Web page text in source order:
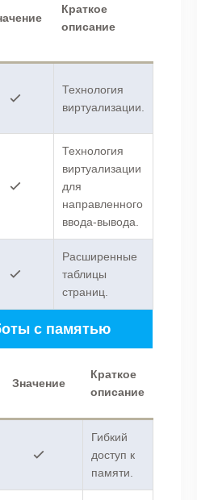
Краткое
описание
Технология
виртуализации.
Технология
виртуализации
для
направленного
ввода-вывода.
Расширенные
таблицы
страниц.
с памятью
Значение
Краткое
описание
Гибкий
доступ к
памяти.